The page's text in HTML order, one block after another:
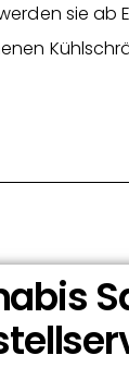
sie ab